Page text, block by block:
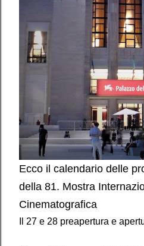
Ecco il calendario delle
della 81. Mostra
Cinematografica
Il 27 e 28 preapertura e